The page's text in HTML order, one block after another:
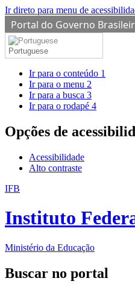
Ir direto para menu de
Portal do Governo
Portuguese
Ir para o conteúdo 1
Ir para o menu 2
Ir para a busca 3
Ir para o rodapé 4
Opções de
Acessibilidade
Alto contraste
IFB
Instituto
Ministério da Educação
Buscar no portal